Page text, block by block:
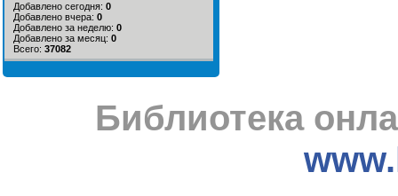
Добавлено сегодня: 0
Добавлено вчера: 0
Добавлено за неделю: 0
Добавлено за месяц: 0
Всего: 37082
Библиотека